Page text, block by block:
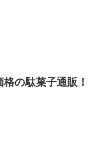
の駄菓子通販！